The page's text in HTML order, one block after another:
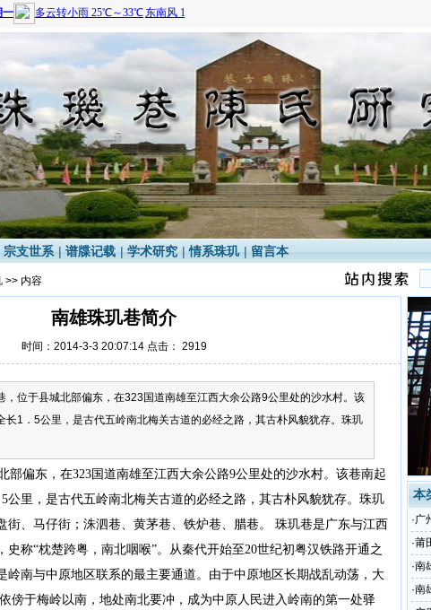
宗支世系 |谱牒记载 |学术研究 |情系珠玑 |留言本
>> 内容
南雄珠玑巷简介
时间：2014-3-3 20:07:14 点击： 2919
，位于县城北部偏东，在323国道南雄至江西大余公路9公里处的沙水村。该
长1．5公里，是古代五岭南北梅关古道的必经之路，其古朴风貌犹存。珠玑
部偏东，在323国道南雄至江西大余公路9公里处的沙水村。该巷南起
公里，是古代五岭南北梅关古道的必经之路，其古朴风貌犹存。 珠玑
街、马仔街；洙泗巷、黄茅巷、铁炉巷、腊巷。 珠玑巷是广东与江西
称“枕楚跨粤，南北咽喉”。从秦代开始至20世纪初粤汉铁路开通之
岭南与中原地区联系的最主要通道。由于中原地区长期战乱动荡，大
傍于梅岭以南，地处南北要冲，成为中原人民进入岭南的第一处驿
本
·广
·莆
·南
·南